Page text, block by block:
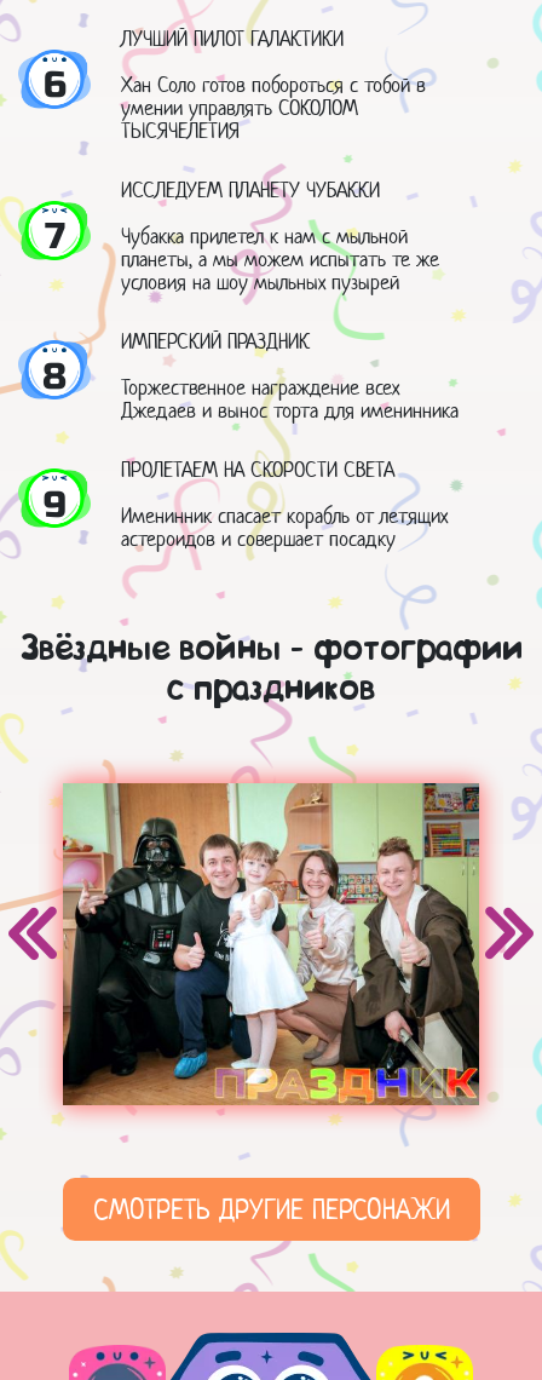
6
ЛУЧШИЙ ПИЛОТ ГАЛАКТИКИ
Хан Соло готов побороться с тобой в
умении управлять СОКОЛОМ
ТЫСЯЧЕЛЕТИЯ
7
ИССЛЕДУЕМ ПЛАНЕТУ ЧУБАККИ
Чубакка прилетел к нам с мыльной
планеты, а мы можем испытать те же
условия на шоу мыльных пузырей
8
ИМПЕРСКИЙ ПРАЗДНИК
Торжественное награждение всех
Джедаев и вынос торта для именинника
9
ПРОЛЕТАЕМ НА СКОРОСТИ СВЕТА
Именинник спасает корабль от летящих
астероидов и совершает посадку
Звёздные войны - фотографии
с праздников
СМОТРЕТЬ ДРУГИЕ ПЕРСОНАЖИ